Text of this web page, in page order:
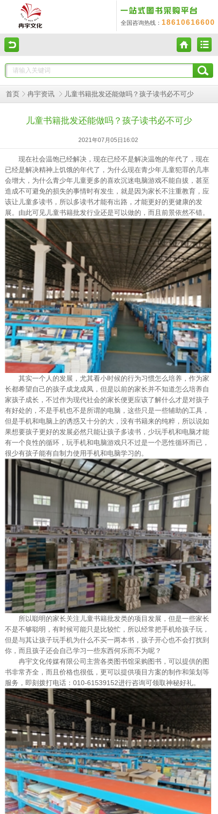
全国咨询热线： 18610616600
首页 冉宇资讯 儿童书籍批发还能做吗？孩子读书必不可少
儿童书籍批发还能做吗？孩子读书必不可少
2021年07月05日16:02
现在社会温饱已经解决，现在已经不是解决温饱的年代了，现在
已经是解决精神上饥饿的年代了，为什么现在青少年儿童犯罪的几率
会增大，为什么青少年儿童更多的喜欢沉迷电脑游戏不能自拔，甚至
造成不可避免的损失的事情时有发生，就是因为家长不注重教育，应
该让儿童多读书，所以多读书才能有出路，才能更好的更健康的发
展。由此可见儿童书籍批发行业还是可以做的，而且前景依然不错。
其实一个人的发展，尤其看小时候的行为习惯怎么培养，作为家
长都希望自己的孩子成龙成凤，但是以前的家长并不知道怎么培养自
家孩子成长，不过作为现代社会的家长便更应该了解什么才是对孩子
有好处的，不是手机也不是所谓的电脑，这些只是一些辅助的工具，
但是手机和电脑上的诱惑又十分的大，没有书籍来的纯粹，所以说如
果想要孩子更好的发展必然只能让孩子多读书，少玩手机和电脑才能
有一个良性的循环，玩手机和电脑游戏只不过是一个恶性循环而已，
很少有孩子能有自制力使用手机和电脑学习的。
所以聪明的家长关注儿童书籍批发类的项目发展，但是一些家长
不是不够聪明，有时候可能只是比较忙，所以经常把手机给孩子玩，
但是与其让孩子玩手机为什么不买一两本书，孩子开心也不会打扰到
你，而且孩子还会自己学习一些东西何乐而不为呢？
冉宇文化传媒有限公司主营各类图书馆采购图书，可以提供的图
书非常齐全，而且价格也很低，更可以提供项目方案的制作和策划等
服务，即刻拨打电话：010-61539152进行咨询可领取神秘好礼。